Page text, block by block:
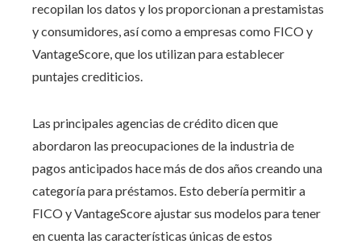
recopilan los datos y los proporcionan a prestamistas
y consumidores, así como a empresas como FICO y
VantageScore, que los utilizan para establecer
puntajes crediticios.
Las principales agencias de crédito dicen que
abordaron las preocupaciones de la industria de
pagos anticipados hace más de dos años creando una
categoría para préstamos. Esto debería permitir a
FICO y VantageScore ajustar sus modelos para tener
en cuenta las características únicas de estos